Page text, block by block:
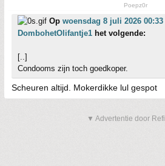
Poepz0r
Op woensdag 8 juli 2026 00:33
DombohetOlifantje1 het volgende:
[..]
Condooms zijn toch goedkoper.
Scheuren altijd. Mokerdikke lul gespot
▼ Advertentie door